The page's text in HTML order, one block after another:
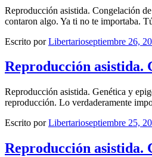
Reproducción asistida. Congelación
contaron algo. Ya ti no te importaba.
Escrito porLibertarioseptiembre 26,
Reproducción asistida.
Reproducción asistida. Genética y
reproducción. Lo verdaderamente
Escrito porLibertarioseptiembre 25,
Reproducción asistida.